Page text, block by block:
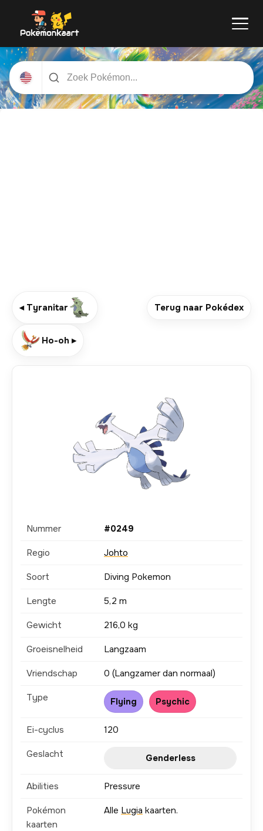
◂ Tyranitar Terug naar Pokédex
Ho-oh ▸
Nummer #0249
Regio Johto
Soort Diving Pokemon
Lengte 5,2 m
Gewicht 216,0 kg
Groeisnelheid Langzaam
Vriendschap 0 (Langzamer dan normaal)
Type Flying Psychic
Ei-cyclus 120
Geslacht Genderless
Abilities Pressure
Pokémon
kaarten
Alle Lugia kaarten.